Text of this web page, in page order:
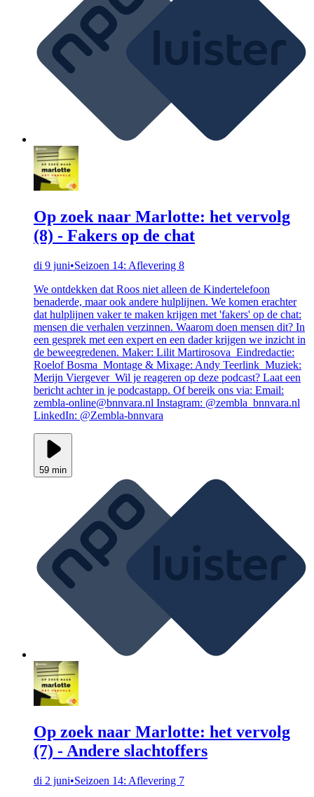
Op zoek naar Marlotte: het vervolg
(8) - Fakers op de chat
di 9 juni•Seizoen 14: Aflevering 8
We ontdekken dat Roos niet alleen de Kindertelefoon
benaderde, maar ook andere hulplijnen. We komen erachter
dat hulplijnen vaker te maken krijgen met 'fakers' op de chat:
mensen die verhalen verzinnen. Waarom doen mensen dit? In
een gesprek met een expert en een dader krijgen we inzicht in
de beweegredenen. Maker: Lilit Martirosova Eindredactie:
Roelof Bosma Montage & Mixage: Andy Teerlink Muziek:
Merijn Viergever Wil je reageren op deze podcast? Laat een
bericht achter in je podcastapp. Of bereik ons via: Email:
zembla-online@bnnvara.nl Instagram: @zembla_bnnvara.nl
LinkedIn: @Zembla-bnnvara
59 min
Op zoek naar Marlotte: het vervolg
(7) - Andere slachtoffers
di 2 juni•Seizoen 14: Aflevering 7